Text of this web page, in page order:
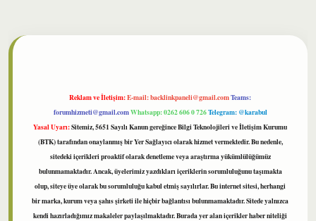
Reklam ve İletişim:E-mail:backlinkpaneli@gmail.comTeams:
forumhizmeti@gmail.comWhatsapp: 0262 606 0 726Telegram: @karabul
Yasal Uyarı:Sitemiz, 5651 Sayılı Kanun gereğince Bilgi Teknolojileri ve İletişim Kurumu
(BTK) tarafından onaylanmış bir Yer Sağlayıcı olarak hizmet vermektedir. Bu nedenle,
sitedeki içerikleri proaktif olarak denetleme veya araştırma yükümlülüğümüz
bulunmamaktadır. Ancak, üyelerimiz yazdıkları içeriklerin sorumluluğunu taşımakta
olup, siteye üye olarak bu sorumluluğu kabul etmiş sayılırlar. Bu internet sitesi, herhangi
bir marka, kurum veya şahıs şirketi ile hiçbir bağlantısı bulunmamaktadır. Sitede yalnızca
kendi hazırladığımız makaleler paylaşılmaktadır. Burada yer alan içerikler haber niteliği